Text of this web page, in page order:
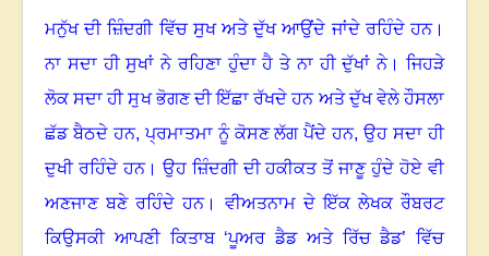
ਮਨੁੱਖ ਦੀ ਜ਼ਿੰਦਗੀ ਵਿੱਚ ਸੁਖ ਅਤੇ ਦੁੱਖ ਆਉਂਦੇ ਜਾਂਦੇ ਰਹਿੰਦੇ ਹਨ।
ਨਾ ਸਦਾ ਹੀ ਸੁਖਾਂ ਨੇ ਰਹਿਣਾ ਹੁੰਦਾ ਹੈ ਤੇ ਨਾ ਹੀ ਦੁੱਖਾਂ ਨੇ।ਜਿਹੜੇ
ਲੋਕ ਸਦਾ ਹੀ ਸੁਖ ਭੋਗਣ ਦੀ ਇੱਛਾ ਰੱਖਦੇ ਹਨ ਅਤੇ ਦੁੱਖ ਵੇਲੇ ਹੌਸਲਾ
ਛੱਡ ਬੈਠਦੇ ਹਨ,ਪ੍ਰਮਾਤਮਾ ਨੂੰ ਕੋਸਣ ਲੱਗ ਪੈਂਦੇ ਹਨ,ਉਹ ਸਦਾ ਹੀ
ਦੁਖੀ ਰਹਿੰਦੇ ਹਨ। ਉਹ ਜ਼ਿੰਦਗੀ ਦੀ ਹਕੀਕਤ ਤੋਂ ਜਾਣੂ ਹੁੰਦੇ ਹੋਏ ਵੀ
ਅਣਜਾਣ ਬਣੇ ਰਹਿੰਦੇ ਹਨ। ਵੀਅਤਨਾਮ ਦੇ ਇੱਕ ਲੇਖਕ ਰੌਬਰਟ
ਕਿਉਸਕੀ ਆਪਣੀ ਕਿਤਾਬ ‘ਪੂਅਰ ਡੈਡ ਅਤੇ ਰਿੱਚ ਡੈਡ’ ਵਿੱਚ